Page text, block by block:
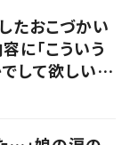
たおこづかい
に「こういう
して欲しい」